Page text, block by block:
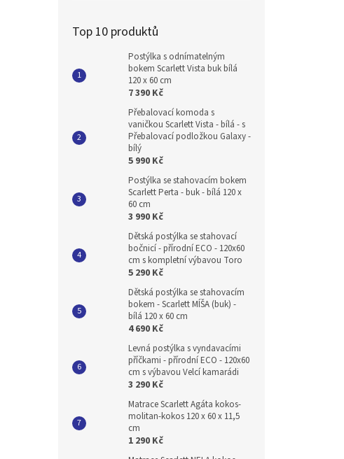
Top 10 produktů
Postýlka s odnímatelným
bokem Scarlett Vista buk bílá
120 x 60 cm
7 390 Kč
Přebalovací komoda s
vaničkou Scarlett Vista - bílá - s
Přebalovací podložkou Galaxy -
bílý
5 990 Kč
Postýlka se stahovacím bokem
Scarlett Perta - buk - bílá 120 x
60 cm
3 990 Kč
Dětská postýlka se stahovací
bočnicí - přírodní ECO - 120x60
cm s kompletní výbavou Toro
5 290 Kč
Dětská postýlka se stahovacím
bokem - Scarlett MÍŠA (buk) -
bílá 120 x 60 cm
4 690 Kč
Levná postýlka s vyndavacími
příčkami - přírodní ECO - 120x60
cm s výbavou Velcí kamarádi
3 290 Kč
Matrace Scarlett Agáta kokos-
molitan-kokos 120 x 60 x 11,5
cm
1 290 Kč